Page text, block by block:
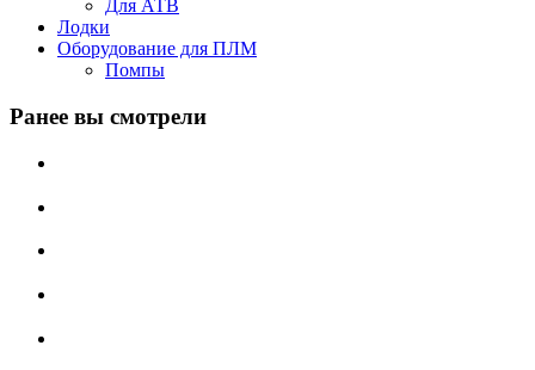
Для АТВ
Лодки
Оборудование для ПЛМ
Помпы
Ранее вы смотрели